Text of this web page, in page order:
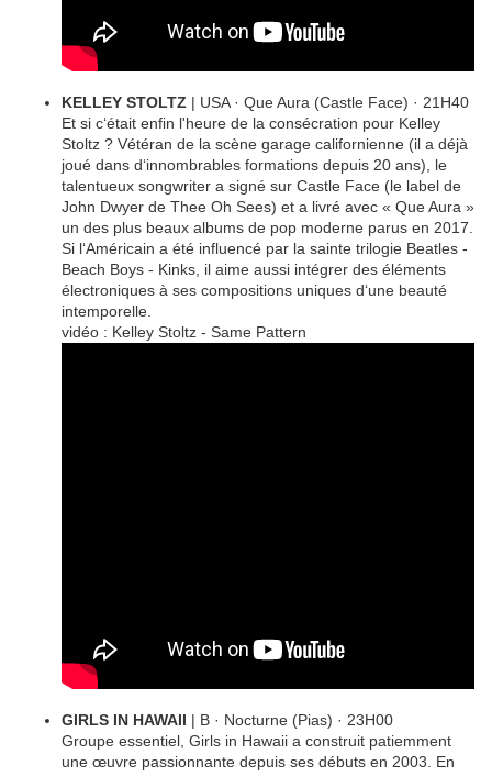
KELLEY STOLTZ | USA · Que Aura (Castle Face) · 21H40
Et si c‘était enfin l'heure de la consécration pour Kelley
Stoltz ? Vétéran de la scène garage californienne (il a déjà
joué dans d‘innombrables formations depuis 20 ans), le
talentueux songwriter a signé sur Castle Face (le label de
John Dwyer de Thee Oh Sees) et a livré avec « Que Aura »
un des plus beaux albums de pop moderne parus en 2017.
Si l‘Américain a été influencé par la sainte trilogie Beatles -
Beach Boys - Kinks, il aime aussi intégrer des éléments
électroniques à ses compositions uniques d‘une beauté
intemporelle.
vidéo : Kelley Stoltz - Same Pattern
GIRLS IN HAWAII | B · Nocturne (Pias) · 23H00
Groupe essentiel, Girls in Hawaii a construit patiemment
une œuvre passionnante depuis ses débuts en 2003. En